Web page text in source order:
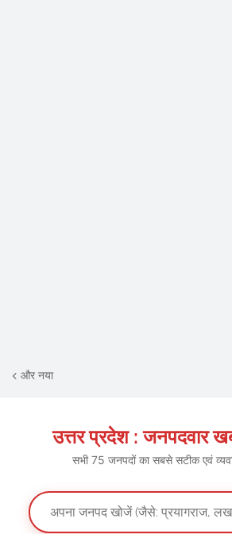
और नया
उत्तर प्रदेश : जनपदवार
सभी 75 जनपदों का सबसे सटीक एवं